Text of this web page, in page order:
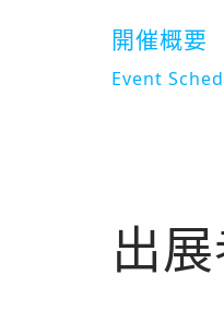
開催概要
Event
出